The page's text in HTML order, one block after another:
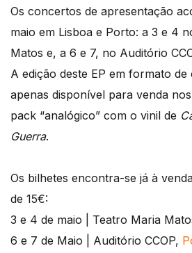
Os concertos de apresentação
maio em Lisboa e Porto: a 3 e 4
Matos e, a 6 e 7, no Auditório
A edição deste EP em formato de
apenas disponível para venda
pack “analógico” com o vinil de
Guerra.
Os bilhetes encontra-se já à
de 15€:
3 e 4 de maio | Teatro Maria
6 e 7 de Maio | Auditório CCOP,